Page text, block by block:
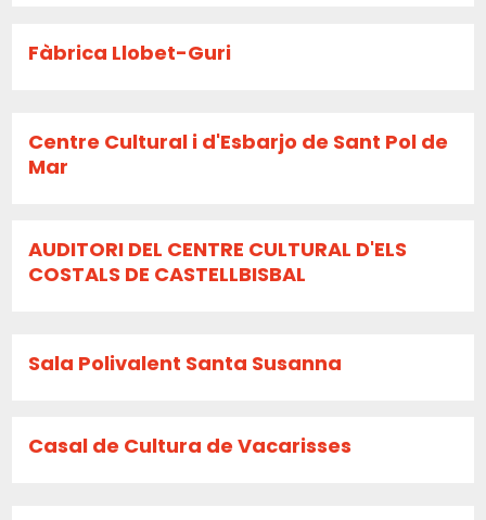
Fàbrica Llobet-Guri
Centre Cultural i d'Esbarjo de Sant Pol de
Mar
AUDITORI DEL CENTRE CULTURAL D'ELS
COSTALS DE CASTELLBISBAL
Sala Polivalent Santa Susanna
Casal de Cultura de Vacarisses